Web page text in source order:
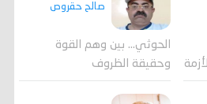
صالح حقروص
الحوثي... بين وهم القوة
وحقيقة الظروف